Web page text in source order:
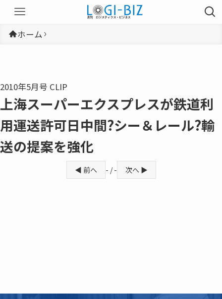
ホーム
2010年5月号 CLIP
上海スーパーエクスプレスが鉄道利
用運送許可日中間?シー＆レール?輸
送の提案を強化
◀ 前へ - / - 次へ ▶